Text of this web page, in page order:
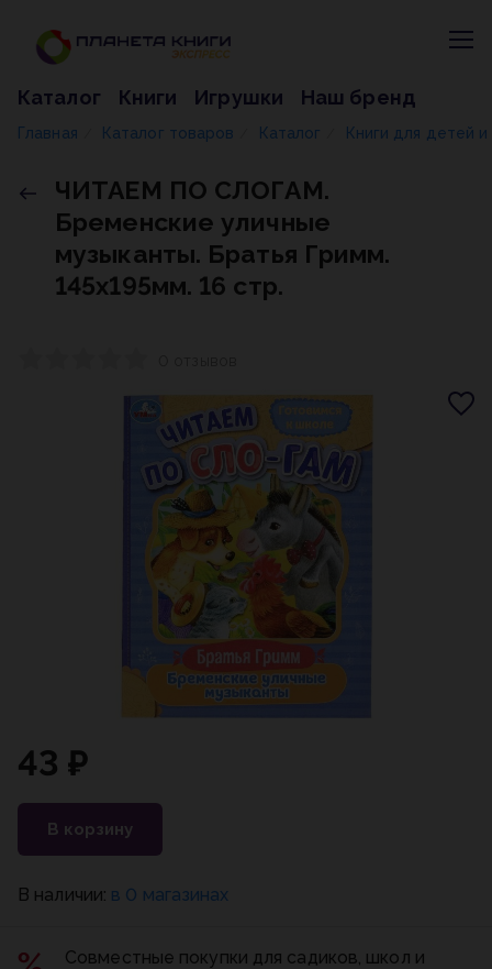
Каталог Книги Игрушки Наш бренд
Главная Каталог товаров Каталог Книги для детей
ЧИТАЕМ ПО СЛОГАМ.
Бременские уличные
музыканты. Братья Гримм.
145х195мм. 16 стр.
43 ₽
В корзину
В наличии: в 0 магазинах
Совместные покупки для садиков, школ и